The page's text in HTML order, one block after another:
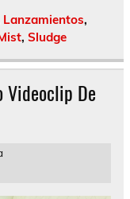
Lanzamientos,
, Sludge
Videoclip De